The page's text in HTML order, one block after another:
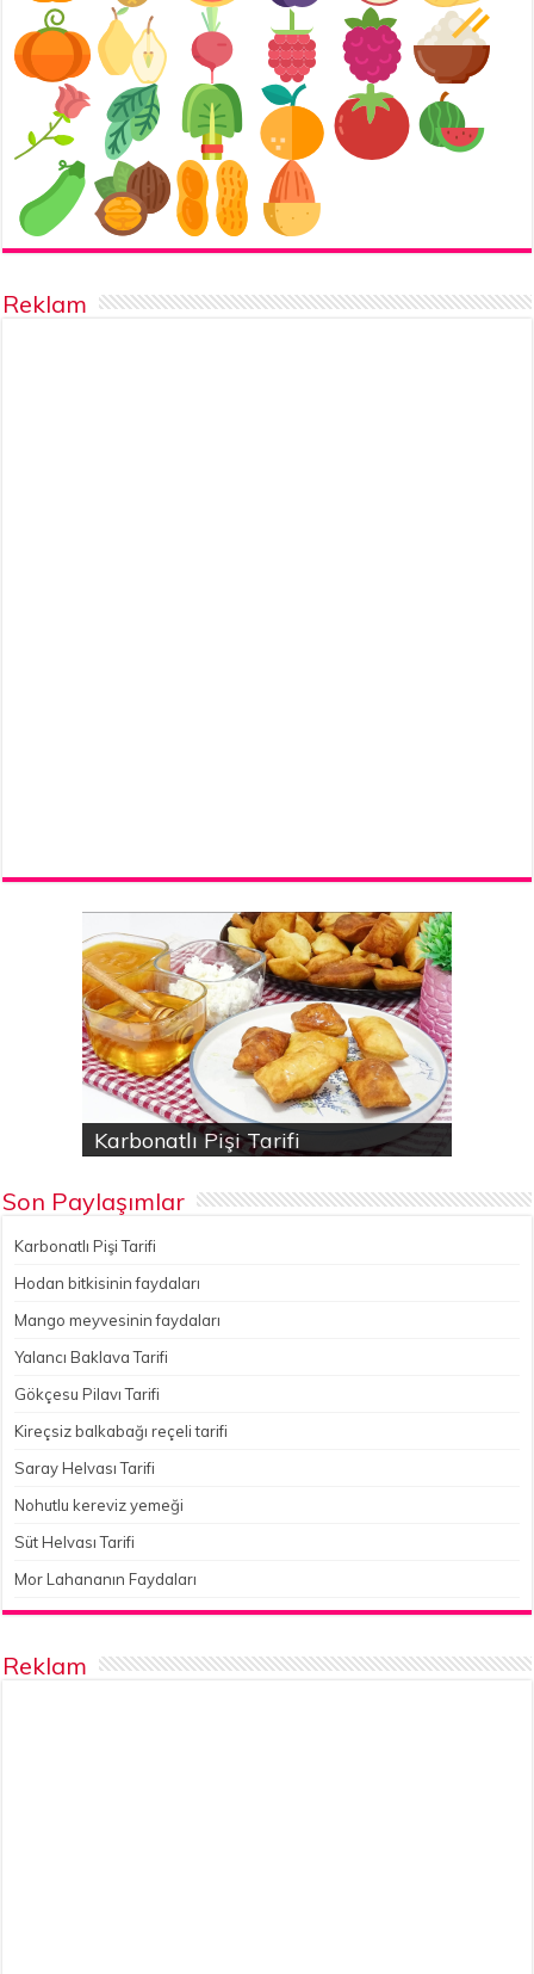
Reklam
Karbonatlı Pişi Tarifi
Hodan bitkisinin faydaları
Yalancı Baklava Tarifi
Gökçesu Pilavı Tarifi
Nohutlu kereviz yemeği
Son Paylaşımlar
Karbonatlı Pişi Tarifi
Hodan bitkisinin faydaları
Mango meyvesinin faydaları
Yalancı Baklava Tarifi
Gökçesu Pilavı Tarifi
Kireçsiz balkabağı reçeli tarifi
Saray Helvası Tarifi
Nohutlu kereviz yemeği
Süt Helvası Tarifi
Mor Lahananın Faydaları
Reklam